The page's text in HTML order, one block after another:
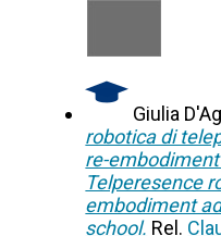
Giulia
robotica di
re-
Telperesence
embodiment
school. Rel.